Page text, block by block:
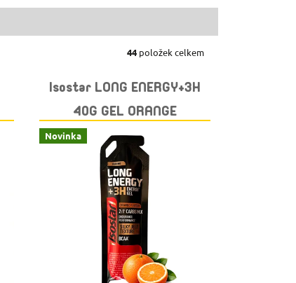
44položek celkem
Isostar LONG ENERGY+3H
40G GEL ORANGE
Novinka